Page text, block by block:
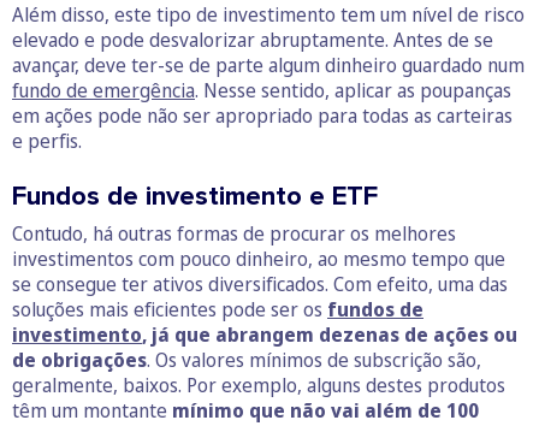
Além disso, este tipo de investimento tem um nível de risco
elevado e pode desvalorizar abruptamente. Antes de se
avançar, deve ter-se de parte algum dinheiro guardado num
fundo de emergência. Nesse sentido, aplicar as poupanças
em ações pode não ser apropriado para todas as carteiras
e perfis.
Fundos de investimento e ETF
Contudo, há outras formas de procurar os melhores
investimentos com pouco dinheiro, ao mesmo tempo que
se consegue ter ativos diversificados. Com efeito, uma das
soluções mais eficientes pode ser os fundos de
investimento, já que abrangem dezenas de ações ou
de obrigações. Os valores mínimos de subscrição são,
geralmente, baixos. Por exemplo, alguns destes produtos
têm um montante mínimo que não vai além de 100